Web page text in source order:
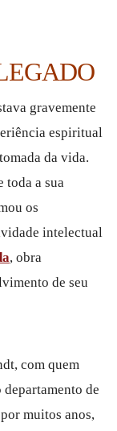
gravemente
espiritual
da vida.
toda a sua
os
intelectual
, obra
de seu
com quem
de
muitos anos,